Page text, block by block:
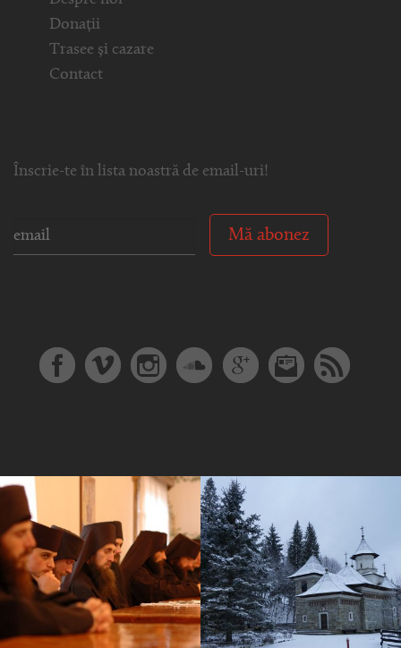
Donații
Trasee și cazare
Contact
Înscrie-te în lista noastră de email-uri!
Mă abonez